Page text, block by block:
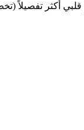
قلبي أكثر تفصيلاً